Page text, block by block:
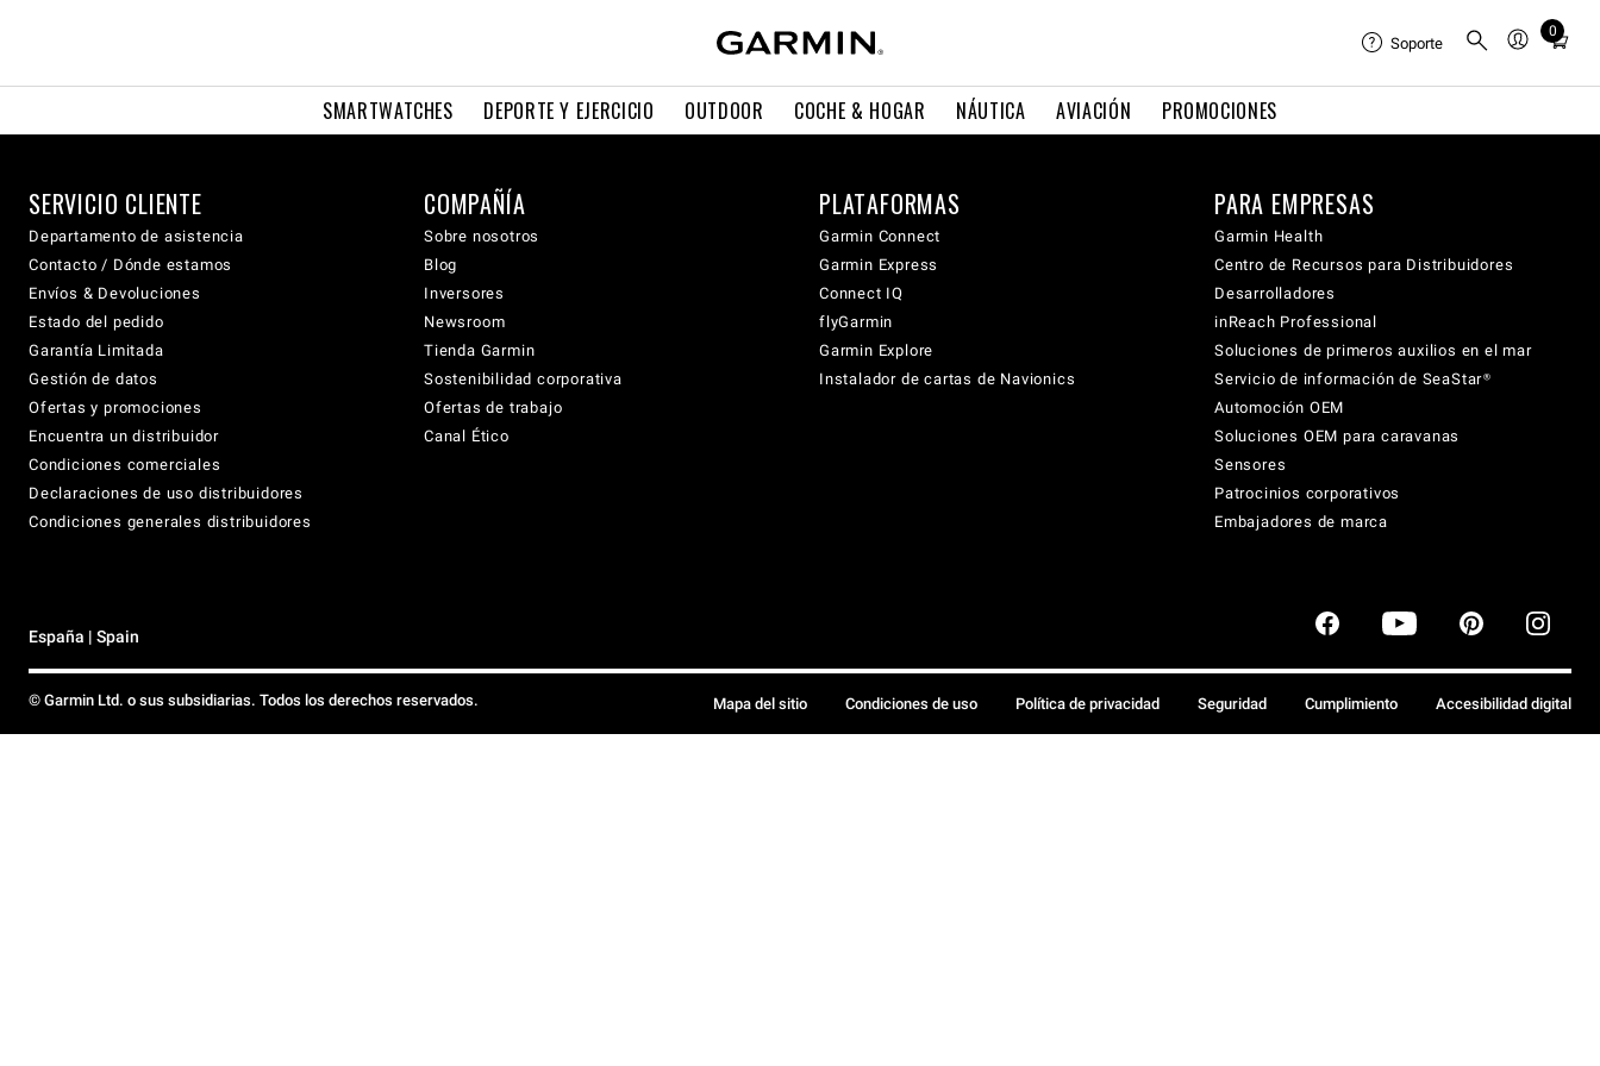
SMARTWATCHES DEPORTE Y EJERCICIO OUTDOOR COCHE & HOGAR NÁUTICA AVIACIÓN PROMOCIONES
Soporte
0
Total
cart:
SERVICIO CLIENTE
Departamento de asistencia
Contacto / Dónde estamos
Envíos & Devoluciones
Estado del pedido
Garantía Limitada
Gestión de datos
Ofertas y promociones
Encuentra un distribuidor
Condiciones comerciales
Declaraciones de uso distribuidores
Condiciones generales distribuidores
COMPAÑÍA
Sobre nosotros
Blog
Inversores
Newsroom
Tienda Garmin
Sostenibilidad corporativa
Ofertas de trabajo
Canal Ético
PLATAFORMAS
Garmin Connect
Garmin Express
Connect IQ
flyGarmin
Garmin Explore
Instalador de cartas de Navionics
PARA EMPRESAS
Garmin Health
Centro de Recursos para Distribuidores
Desarrolladores
inReach Professional
Soluciones de primeros auxilios en el mar
Servicio de información de SeaStar®
Automoción OEM
Soluciones OEM para caravanas
Sensores
Patrocinios corporativos
Embajadores de marca
España | Spain
© Garmin Ltd. o sus subsidiarias. Todos los derechos reservados. Mapa del sitio Condiciones de uso Política de privacidad Seguridad Cumplimiento Accesibilidad digital